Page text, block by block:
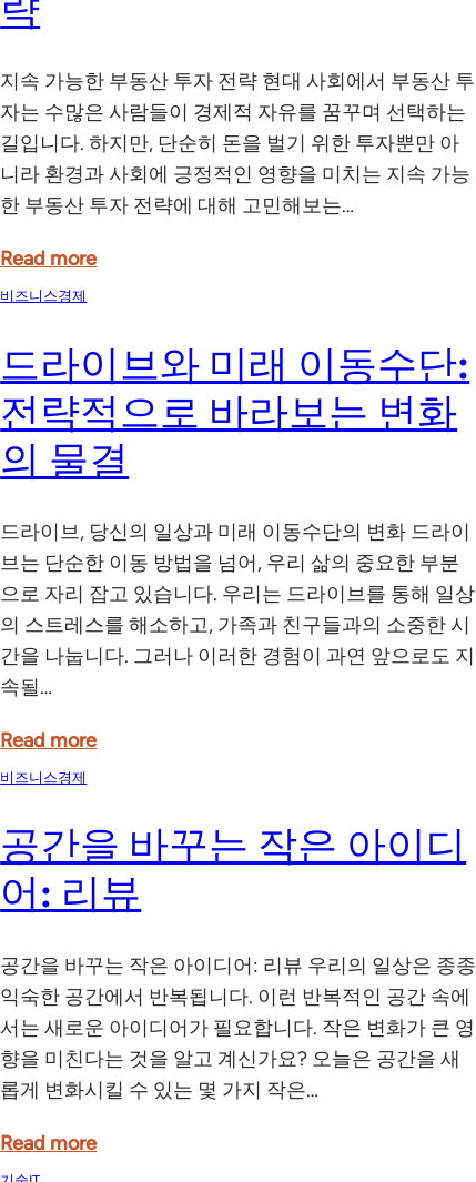
지속 가능한 부동산 투자 전략 현대 사회에서 부동산 투
자는 수많은 사람들이 경제적 자유를 꿈꾸며 선택하는
길입니다. 하지만, 단순히 돈을 벌기 위한 투자뿐만 아
니라 환경과 사회에 긍정적인 영향을 미치는 지속 가능
한 부동산 투자 전략에 대해 고민해보는…
Read more
비즈니스경제
드라이브와 미래 이동수단:
전략적으로 바라보는 변화
의 물결
드라이브, 당신의 일상과 미래 이동수단의 변화 드라이
브는 단순한 이동 방법을 넘어, 우리 삶의 중요한 부분
으로 자리 잡고 있습니다. 우리는 드라이브를 통해 일상
의 스트레스를 해소하고, 가족과 친구들과의 소중한 시
간을 나눕니다. 그러나 이러한 경험이 과연 앞으로도 지
속될…
Read more
비즈니스경제
공간을 바꾸는 작은 아이디
어: 리뷰
공간을 바꾸는 작은 아이디어: 리뷰 우리의 일상은 종종
익숙한 공간에서 반복됩니다. 이런 반복적인 공간 속에
서는 새로운 아이디어가 필요합니다. 작은 변화가 큰 영
향을 미친다는 것을 알고 계신가요? 오늘은 공간을 새
롭게 변화시킬 수 있는 몇 가지 작은…
Read more